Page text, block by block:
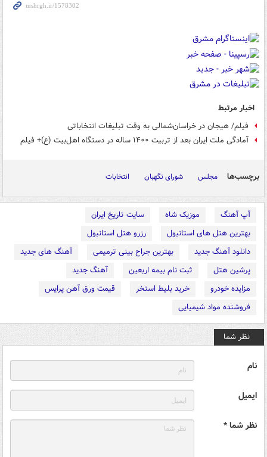
اخبار مرتبط
فیلم/ هیجان در خراسان‌شمالی به وقت تبلیغات انتخاباتی
آمادگی ملت ایران بعد از تربیت ۱۴۰۰ ساله در دستگاه اهل‌بیت (ع)+ فیلم
برچسب‌ها مجلس شورای نگهبان انتخابات
آپ آهنگ موزیک شاه
سایت تاریخ ایران
بهترین هتل های استانبول
رزرو هتل استانبول
دانلود آهنگ جدید
بهترین جراح بینی ترمیمی
آهنگ های جدید
پرشین هتل
ثبت نام بیمه اربعین
آهنگ جدید
مزایده خودرو
خرید بلیط استخر
قیمت ورق آهن پرایس
فروشنده مواد شیمیایی
نظر شما
نام
ایمیل
نظر شما *